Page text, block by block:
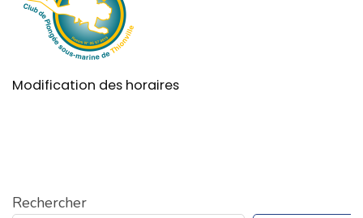
Modification des horaires
Rechercher